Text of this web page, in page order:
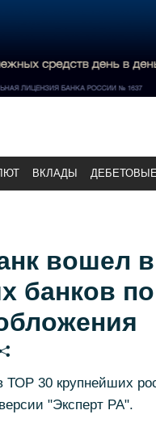
ВКЛАДЫ
вошел
банков
ТОР 30 крупнейших
"Эксперт РА".